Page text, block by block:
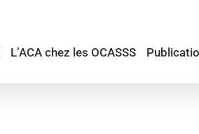
L’ACA chez les OCASSS